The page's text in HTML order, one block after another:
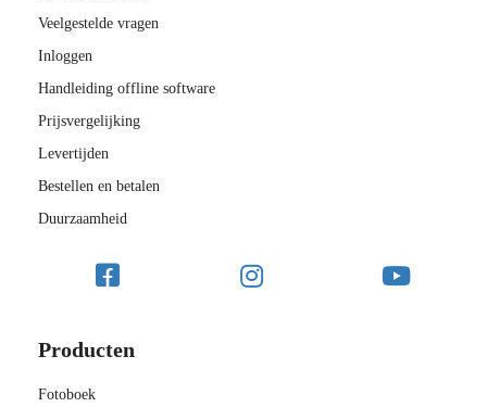
Veelgestelde vragen
Inloggen
Handleiding offline software
Prijsvergelijking
Levertijden
Bestellen en betalen
Duurzaamheid
Producten
Fotoboek